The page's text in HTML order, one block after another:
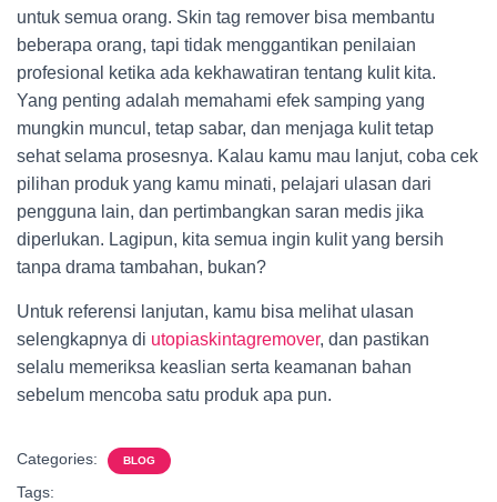
untuk semua orang. Skin tag remover bisa membantu
beberapa orang, tapi tidak menggantikan penilaian
profesional ketika ada kekhawatiran tentang kulit kita.
Yang penting adalah memahami efek samping yang
mungkin muncul, tetap sabar, dan menjaga kulit tetap
sehat selama prosesnya. Kalau kamu mau lanjut, coba cek
pilihan produk yang kamu minati, pelajari ulasan dari
pengguna lain, dan pertimbangkan saran medis jika
diperlukan. Lagipun, kita semua ingin kulit yang bersih
tanpa drama tambahan, bukan?
Untuk referensi lanjutan, kamu bisa melihat ulasan
selengkapnya di utopiaskintagremover, dan pastikan
selalu memeriksa keaslian serta keamanan bahan
sebelum mencoba satu produk apa pun.
Categories: BLOG
Tags: